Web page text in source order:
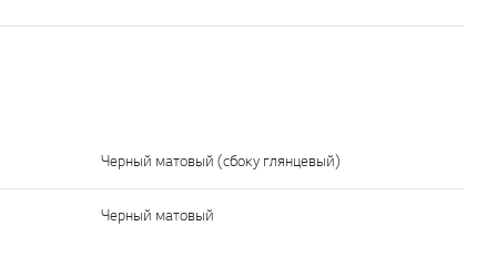
Черный матовый (сбоку глянцевый)
Черный матовый